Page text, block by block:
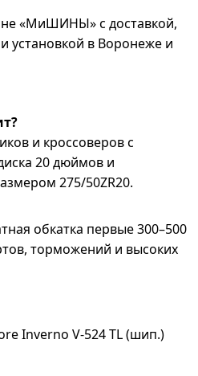
«МиШИНЫ» с доставкой,
установкой в Воронеже и
и кроссоверов с
20 дюймов и
275/50ZR20.
обкатка первые 300–500
торможений и высоких
Inverno V-524 TL (шип.)